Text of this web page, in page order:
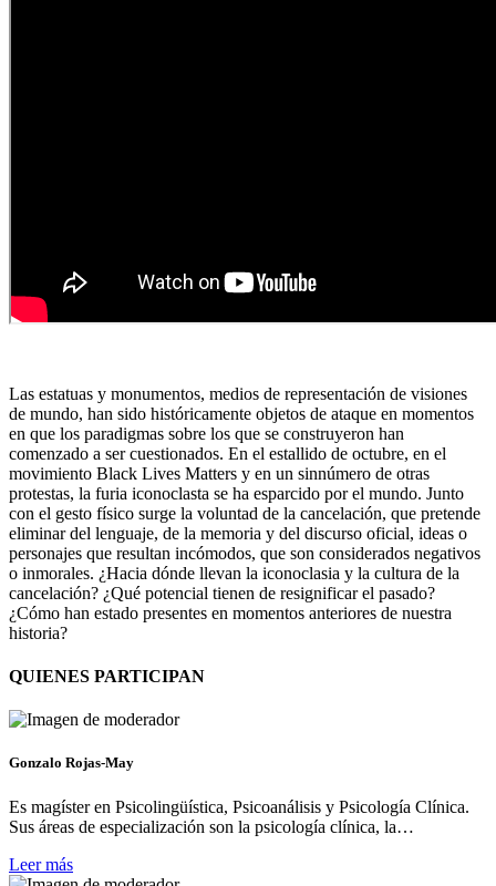
Las estatuas y monumentos, medios de representación de visiones
de mundo, han sido históricamente objetos de ataque en momentos
en que los paradigmas sobre los que se construyeron han
comenzado a ser cuestionados. En el estallido de octubre, en el
movimiento Black Lives Matters y en un sinnúmero de otras
protestas, la furia iconoclasta se ha esparcido por el mundo. Junto
con el gesto físico surge la voluntad de la cancelación, que pretende
eliminar del lenguaje, de la memoria y del discurso oficial, ideas o
personajes que resultan incómodos, que son considerados negativos
o inmorales. ¿Hacia dónde llevan la iconoclasia y la cultura de la
cancelación? ¿Qué potencial tienen de resignificar el pasado?
¿Cómo han estado presentes en momentos anteriores de nuestra
historia?
QUIENES PARTICIPAN
Gonzalo Rojas-May
Es magíster en Psicolingüística, Psicoanálisis y Psicología Clínica.
Sus áreas de especialización son la psicología clínica, la…
Leer más